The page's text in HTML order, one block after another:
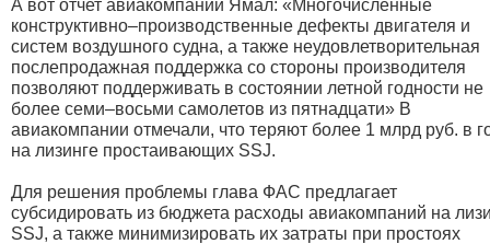
А вот отчет авиакомпании Ямал: «Многочисленные
конструктивно–производственные дефекты двигателя и
систем воздушного судна, а также неудовлетворительная
послепродажная поддержка со стороны производителя
позволяют поддерживать в состоянии летной годности не
более семи–восьми самолетов из пятнадцати» В
авиакомпании отмечали, что теряют более 1 млрд руб. в
на лизинге простаивающих SSJ.
Для решения проблемы глава ФАС предлагает
субсидировать из бюджета расходы авиакомпаний на
SSJ, а также минимизировать их затраты при простоях